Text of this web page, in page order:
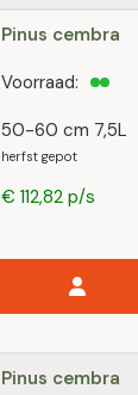
Pinus cembra
50-60 cm 7,5L
herfst gepot
Voorraad:
€ 112,82 p/s
Pinus cembra